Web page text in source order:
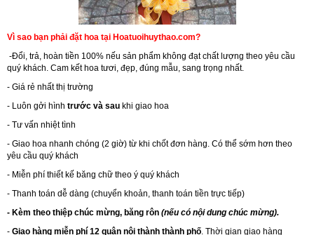
Vì sao bạn phải đặt hoa tại Hoatuoihuythao.com?
-Đổi, trả, hoàn tiền 100% nếu sản phẩm không đạt chất lượng theo yêu cầu
quý khách. Cam kết hoa tươi, đẹp, đúng mẫu, sang trọng nhất.
- Giá rẻ nhất thị trường
- Luôn gởi hình trước và sau khi giao hoa
- Tư vấn nhiệt tình
- Giao hoa nhanh chóng (2 giờ) từ khi chốt đơn hàng. Có thể sớm hơn theo
yêu cầu quý khách
- Miễn phí thiết kế băng chữ theo ý quý khách
- Thanh toán dễ dàng (chuyển khoản, thanh toán tiền trực tiếp)
- Kèm theo thiệp chúc mừng, băng rôn (nếu có nội dung chúc mừng).
- Giao hàng miễn phí 12 quận nội thành thành phố. Thời gian giao hàng